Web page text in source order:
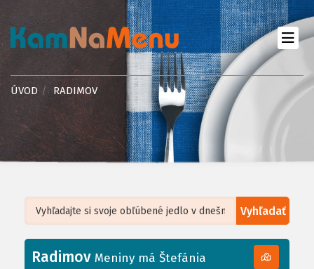
ÚVOD RADIMOV
Vyhľadať
+
Leaflet| ©OpenStreetMap, Tiles courtesy ofHumanitarian OpenStreetMap
Radimov Meniny má Štefánia